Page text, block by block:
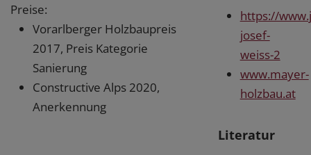
Preise:
Vorarlberger Holzbaupreis
2017, Preis Kategorie
Sanierung
Constructive Alps 2020,
Anerkennung
https://
josef-
weiss-2
www.mayer-
holzbau.at
Literatur